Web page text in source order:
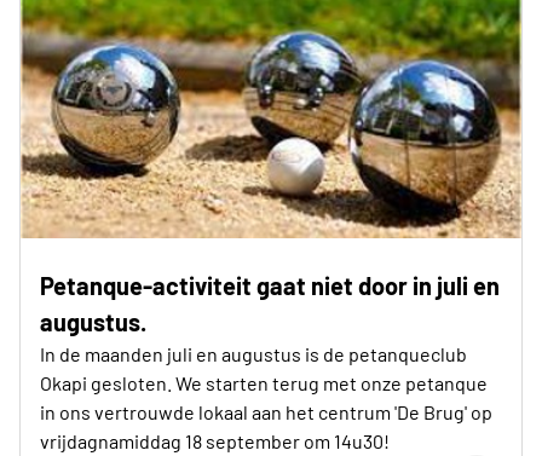
Petanque-activiteit gaat niet door in juli en
augustus.
In de maanden juli en augustus is de petanqueclub
Okapi gesloten. We starten terug met onze petanque
in ons vertrouwde lokaal aan het centrum 'De Brug' op
vrijdagnamiddag 18 september om 14u30!